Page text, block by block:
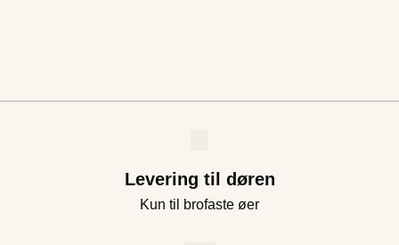
Levering til døren
Kun til brofaste øer